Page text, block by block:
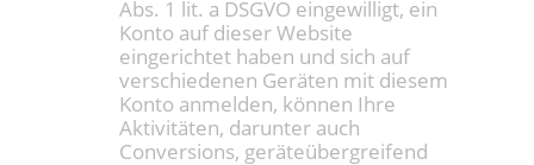
Abs. 1 lit. a DSGVO eingewilligt, ein
Konto auf dieser Website
eingerichtet haben und sich auf
verschiedenen Geräten mit diesem
Konto anmelden, können Ihre
Aktivitäten, darunter auch
Conversions, geräteübergreifend